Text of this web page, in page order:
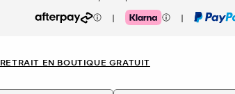
Afterpay | Klarna | PayPal
RETRAIT EN BOUTIQUE GRATUIT